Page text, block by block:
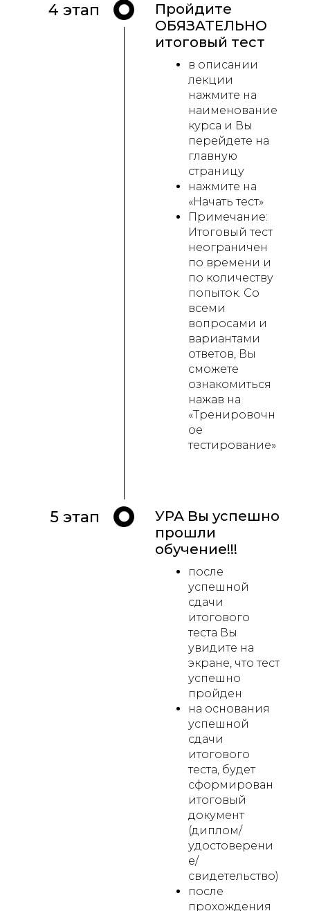
4 этап
Пройдите
ОБЯЗАТЕЛЬНО
итоговый тест
в описании
лекции
нажмите на
наименование
курса и Вы
перейдете на
главную
страницу
нажмите на
«Начать тест»
Примечание:
Итоговый тест
неограничен
по времени и
по количеству
попыток. Со
всеми
вопросами и
вариантами
ответов, Вы
сможете
ознакомиться
нажав на
«Тренировочн
ое
тестирование»
5 этап
УРА Вы успешно
прошли
обучение!!!
после
успешной
сдачи
итогового
теста Вы
увидите на
экране, что тест
успешно
пройден
на основания
успешной
сдачи
итогового
теста, будет
сформирован
итоговый
документ
(диплом/
удостоверени
е/
свидетельство)
после
прохождения